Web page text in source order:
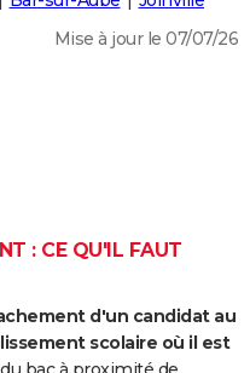
Mise à jour le 07/07/26
: CE QU'IL FAUT
d'un candidat au
scolaire où il est